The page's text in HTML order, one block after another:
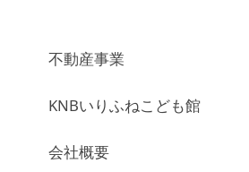
不動産事業
KNBいりふねこども館
会社概要